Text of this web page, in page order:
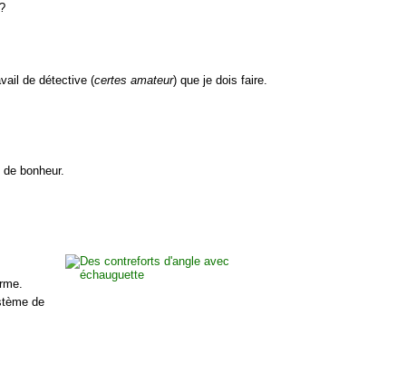
de détective (certes amateur) que je dois faire.
bonheur.
de